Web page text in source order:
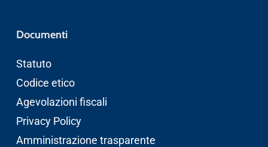
Documenti
Statuto
Codice etico
Agevolazioni fiscali
Privacy Policy
Amministrazione trasparente